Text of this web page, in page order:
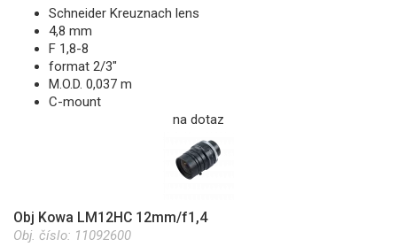
Schneider Kreuznach lens
4,8 mm
F 1,8-8
format 2/3"
M.O.D. 0,037 m
C-mount
na dotaz
Obj Kowa LM12HC 12mm/f1,4
Obj. číslo: 11092600